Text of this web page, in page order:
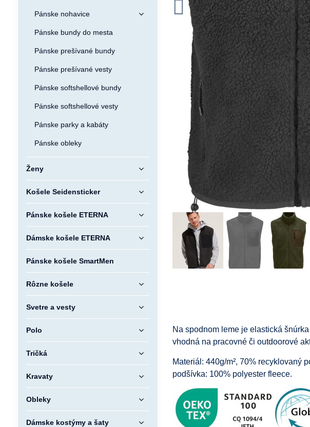
Na spodnom leme je elastická
vhodná na pracovné či outdoorové
Materiál: 440g/m², 70% recyklovaný
podšívka: 100% polyester fleece.
Pánske nohavice
Pánske bundy do mesta
Pánske prešívané bundy
Pánske prešívané vesty
Pánske softshellové bundy
Pánske softshellové vesty
Pánske parky a kabáty
Pánske obleky
Ženy
Košele Seidensticker
Pánske košele ETERNA
Dámske košele ETERNA
Pánske košele SmartMen
Rôzne košele
Svetre a vesty
Polo
Tričká
Kravaty
Obleky
Dámske kostýmy a šaty